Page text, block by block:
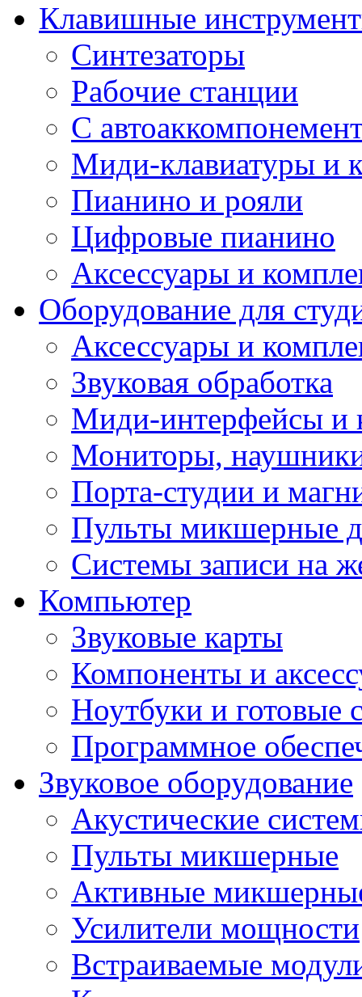
Клавишные
Синтезаторы
Рабочие станции
С
Миди-клавиатуры и
Пианино и рояли
Цифровые пианино
Аксессуары и
Оборудование для
Аксессуары и
Звуковая обработка
Миди-интерфейсы и
Мониторы,
Порта-студии и
Пульты микшерные
Системы записи на
Компьютер
Звуковые карты
Компоненты и
Ноутбуки и готовые
Программное
Звуковое оборудование
Акустические
Пульты микшерные
Активные
Усилители мощности
Встраиваемые